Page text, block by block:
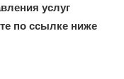
услуг
по ссылке ниже